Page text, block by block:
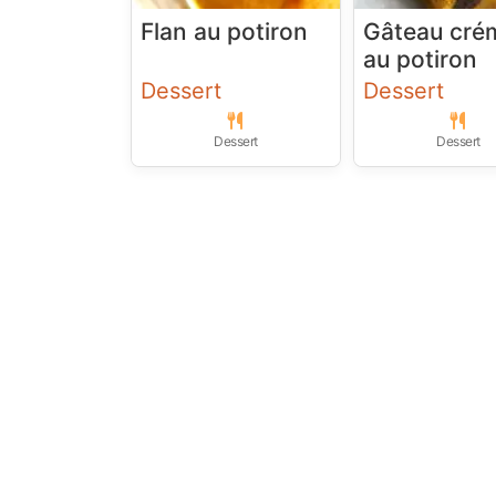
Flan au potiron
Dessert
Dessert
Gâteau
au potiron
Dessert
Dessert